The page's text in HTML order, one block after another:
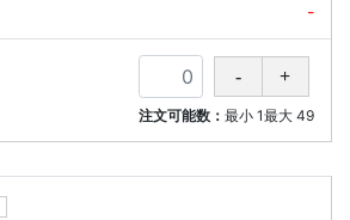
-
注文可能数： 最小 1最大 49